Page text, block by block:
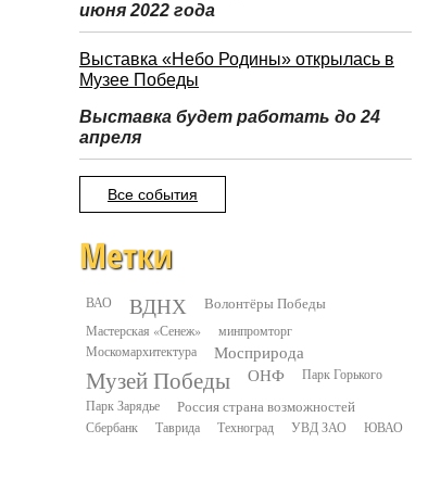
июня 2022 года
Выставка «Небо Родины» открылась в
Музее Победы
Выставка будет работать до 24
апреля
Все события
Метки
ВАО ВДНХ Волонтёры Победы
Мастерская «Сенеж»
минпромторг
Москомархитектура
Мосприрода
Музей Победы ОНФ
Парк Горького
Парк Зарядье
Россия страна возможностей
Сбербанк Таврида Техноград УВД ЗАО ЮВАО